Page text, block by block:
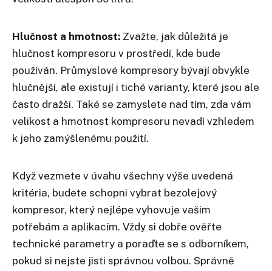
Hlučnost a hmotnost: Zvažte, jak důležitá je
hlučnost kompresoru v prostředí, kde bude
používán. Průmyslové kompresory bývají obvykle
hlučnější, ale existují i tiché varianty, které jsou ale
často dražší. Také se zamyslete nad tím, zda vám
velikost a hmotnost kompresoru nevadí vzhledem
k jeho zamýšlenému použití.
Když vezmete v úvahu všechny výše uvedená
kritéria, budete schopni vybrat bezolejový
kompresor, který nejlépe vyhovuje vašim
potřebám a aplikacím. Vždy si dobře ověřte
technické parametry a poraďte se s odborníkem,
pokud si nejste jisti správnou volbou. Správně